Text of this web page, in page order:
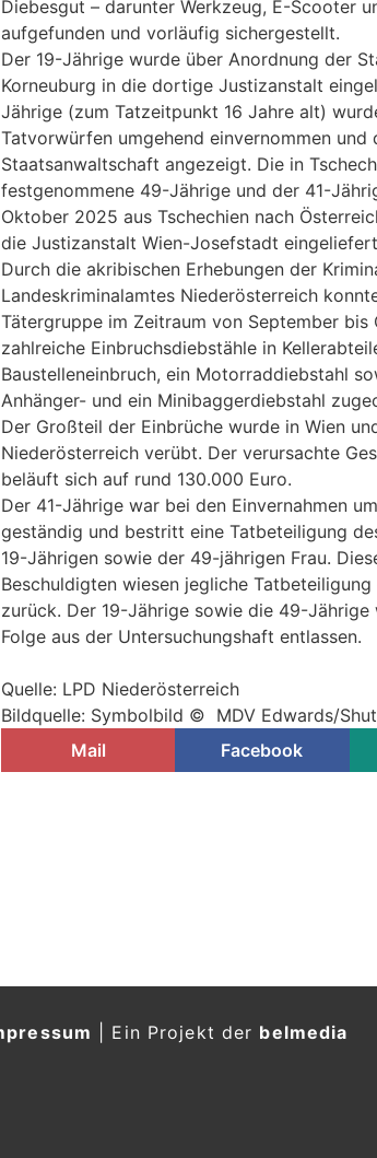
Diebesgut – darunter Werkzeug, E-Scooter
aufgefunden und vorläufig sichergestellt.
Der 19-Jährige wurde über Anordnung der
Korneuburg in die dortige Justizanstalt
Jährige (zum Tatzeitpunkt 16 Jahre alt)
Tatvorwürfen umgehend einvernommen und
Staatsanwaltschaft angezeigt. Die in
festgenommene 49-Jährige und der 41-
Oktober 2025 aus Tschechien nach
die Justizanstalt Wien-Josefstadt
Durch die akribischen Erhebungen der
Landeskriminalamtes Niederösterreich
Tätergruppe im Zeitraum von September bis
zahlreiche Einbruchsdiebstähle in
Baustelleneinbruch, ein Motorraddiebstahl
Anhänger- und ein Minibaggerdiebstahl
Der Großteil der Einbrüche wurde in Wien
Niederösterreich verübt. Der verursachte
beläuft sich auf rund 130.000 Euro.
Der 41-Jährige war bei den Einvernahmen
geständig und bestritt eine Tatbeteiligung
19-Jährigen sowie der 49-jährigen Frau.
Beschuldigten wiesen jegliche
zurück. Der 19-Jährige sowie die 49-Jährige
Folge aus der Untersuchungshaft entlassen.
Quelle: LPD Niederösterreich
Bildquelle: Symbolbild © MDV Edwards/
Mail
Facebook
Marchegg kommend in Fahrtrichtung